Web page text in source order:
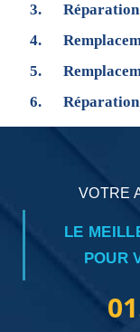
VOTRE
LE
POUR